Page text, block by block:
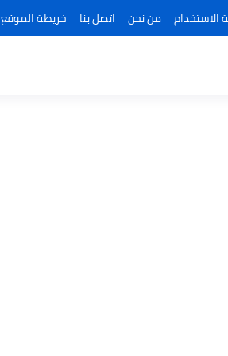
من نحن اتصل بنا خريطة الموقع